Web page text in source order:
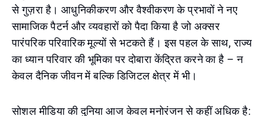
से गुज़रा है। आधुनिकीकरण और वैश्वीकरण के प्रभावों ने नए
सामाजिक पैटर्न और व्यवहारों को पैदा किया है जो अक्सर
पारंपरिक परिवारिक मूल्यों से भटकते हैं। इस पहल के साथ, राज्य
का ध्यान परिवार की भूमिका पर दोबारा केंद्रित करने का है – न
केवल दैनिक जीवन में बल्कि डिजिटल क्षेत्र में भी।
सोशल मीडिया की दुनिया आज केवल मनोरंजन से कहीं अधिक है: